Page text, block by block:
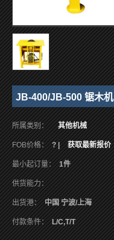
JB-400/JB-500 锯木机
所属类别： 其他机械
FOB价格： ? | 获取最新报价
最小起订量： 1件
供货能力：
出货港： 中国 宁波/上海
付款条件： L/C,T/T